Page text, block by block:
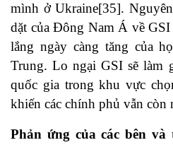
mình ở Ukraine[35].
dặt của Đông Nam Á về
lắng ngày càng tăng của
Trung. Lo ngại GSI sẽ làm
quốc gia trong khu vực
khiến các chính phủ vẫn còn
Phản ứng của các bên và